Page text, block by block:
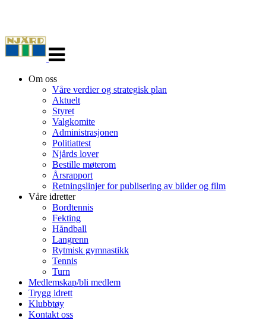
navigasjon
Om oss
Våre verdier og strategisk plan
Aktuelt
Styret
Valgkomite
Administrasjonen
Politiattest
Njårds lover
Bestille møterom
Årsrapport
Retningslinjer for publisering av bilder og film
Våre idretter
Bordtennis
Fekting
Håndball
Langrenn
Rytmisk gymnastikk
Tennis
Turn
Medlemskap/bli medlem
Trygg idrett
Klubbtøy
Kontakt oss